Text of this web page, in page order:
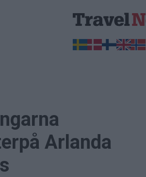
Arlanda